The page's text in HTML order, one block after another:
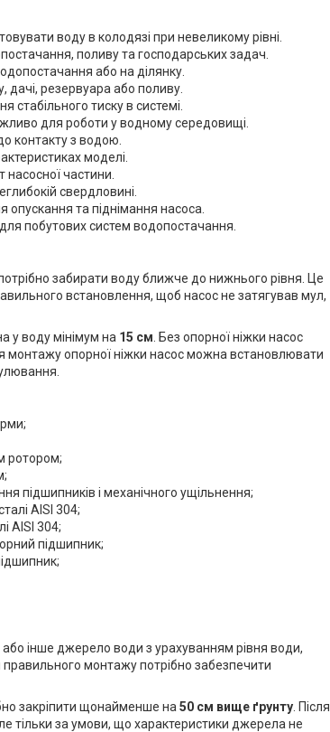
воду в колодязі при невеликому рівні.
поливу та господарських задач.
або на ділянку.
дачі, резервуара або поливу.
стабільного тиску в системі.
для роботи у водному середовищі.
контакту з водою.
моделі.
частини.
свердловині.
опускання та піднімання насоса.
побутових систем водопостачання.
забирати воду ближче до нижнього рівня. Це
встановлення, щоб насос не затягував мул,
у воду мінімум на 15 см . Без опорної ніжки насос
монтажу опорної ніжки насос можна встановлювати
ротором;
підшипників і механічного ущільнення;
AISI 304;
AISI 304;
підшипник;
інше джерело води з урахуванням рівня води,
монтажу потрібно забезпечити
закріпити щонайменше на 50 см вище ґрунту . Після
тільки за умови, що характеристики джерела не